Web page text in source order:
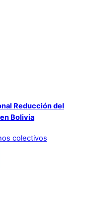
Reducción del
Bolivia
colectivos